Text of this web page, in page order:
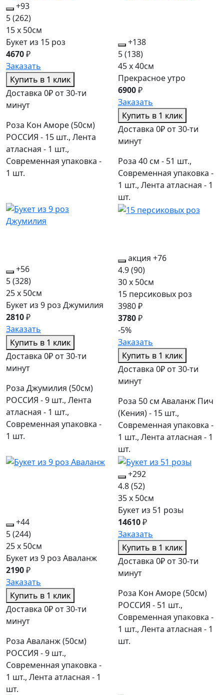
+93
5(262)
15 x 50см
Букет из 15 роз
4670₽
Заказать
Купить в 1 клик
Доставка 0₽ от 30-ти
минут
Роза Кон Аморе (50см)
РОССИЯ - 15 шт., Лента
атласная - 1 шт.,
Современная упаковка -
1 шт.
+138
5(138)
45 x 40см
Прекрасное утро
6900₽
Заказать
Купить в 1 клик
Доставка 0₽ от 30-ти
минут
Роза 40 см - 51 шт.,
Современная упаковка -
1 шт., Лента атласная - 1
шт.
+56
5(328)
25 x 50см
Букет из 9 роз Джумилия
2810₽
Заказать
Купить в 1 клик
Доставка 0₽ от 30-ти
минут
Роза Джумилия (50см)
РОССИЯ - 9 шт., Лента
атласная - 1 шт.,
Современная упаковка -
1 шт.
акция +76
4.9(90)
30 x 50см
15 персиковых роз
3980 ₽
3780₽
-5%
Заказать
Купить в 1 клик
Доставка 0₽ от 30-ти
минут
Роза 50 см Аваланж Пич
(Кения) - 15 шт.,
Современная упаковка -
1 шт., Лента атласная - 1
шт.
+44
5(244)
25 x 50см
Букет из 9 роз Аваланж
2190₽
Заказать
Купить в 1 клик
Доставка 0₽ от 30-ти
минут
Роза Аваланж (50см)
РОССИЯ - 9 шт.,
Современная упаковка -
1 шт., Лента атласная - 1
шт.
+292
4.8(52)
35 x 50см
Букет из 51 розы
14610₽
Заказать
Купить в 1 клик
Доставка 0₽ от 30-ти
минут
Роза Кон Аморе (50см)
РОССИЯ - 51 шт.,
Современная упаковка -
1 шт., Лента атласная - 1
шт.